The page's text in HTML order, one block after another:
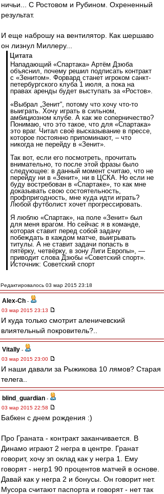
ничьи... С Ростовом и Рубином. Охрененный
результат.
И еще наброшу на вентилятор. Как шершаво
он лизнул Миллеру...
Цитата
Нападающий «Спартака» Артём Дзюба
объяснил, почему решил подписать контракт
с «Зенитом». Форвард станет игроком санкт-
петербургского клуба 1 июля, а пока на
правах аренды будет выступать за «Ростов».
«Выбрал „Зенит“, потому что хочу что-то
выиграть. Хочу играть в сильном,
амбициозном клубе. А как же соперничество?
Понимаю, что это такое, что для «Спартака»
это враг. Читал своё высказывание в прессе,
которое постоянно припоминают, – что
никогда не перейду в «Зенит».
Так вот, если его посмотреть, прочитать
внимательно, то после этой фразы было
следующее: в данный момент считаю, что не
перейду ни в «Зенит», ни в ЦСКА. Но если не
буду востребован в «Спартаке», то как мне
доказывать свою состоятельность,
профпригодность, мне куда идти играть?
Любой футболист хочет прогрессировать.
Я люблю «Спартак», на поле «Зенит» был
для меня врагом. Но сейчас я в команде,
которая ставит перед собой задачу
побеждать в каждом матче, выигрывать
титулы. А не ставит задачи попасть в
пятёрку, четвёрку, в зону Лиги Европы», —
приводит слова Дзюбы «Советский спорт».
Источник: Советский спорт
Редактировалось 03 мар 2015 23:18
Alex-Ch -
03 мар 2015 23:13
И куда только смотрит аленичевский
влиятельный покровитель?..
Vitally -
03 мар 2015 23:00
И наши давали за Рыжикова 10 лямов? Старая
телега..
blind_guardian -
03 мар 2015 22:58
Бабкен с днем рождения :)
Про Граната - контракт заканчивается. В
Динамо играют 2 негра в центре. Гранат
говорит, хочу зп оклад как у негра 1. Ему
говорят - негр1 90 процентов матчей в основе.
Давай как у негра 2 и бонусы. Он говорит нет.
Мусора считают паспорта и говорят - нет так